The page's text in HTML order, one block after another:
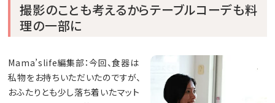
撮影のことも考えるからテーブルコーデも料
理の一部に
Mama’slife編集部：今回、食器は
私物をお持ちいただいたのですが、
おふたりとも少し落ち着いたマット